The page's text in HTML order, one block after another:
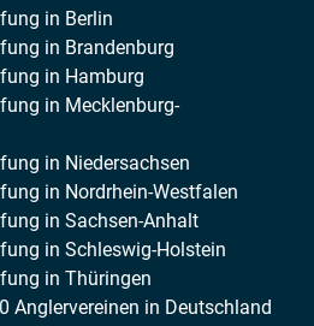
in Berlin
in Brandenburg
in Hamburg
in Mecklenburg-
in Niedersachsen
in Nordrhein-Westfalen
in Sachsen-Anhalt
in Schleswig-Holstein
in Thüringen
Anglervereinen in Deutschland